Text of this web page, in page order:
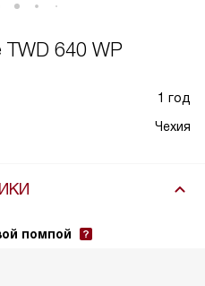
TWD 640 WP
1 год
Чехия
помпой